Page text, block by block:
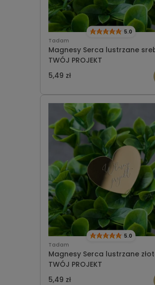
Tadam
Magnesy Serca lustrzane
TWÓJ PROJEKT
5.0
5,49 zł
Tadam
Magnesy Serca lustrzane
TWÓJ PROJEKT
5.0
5,49 zł